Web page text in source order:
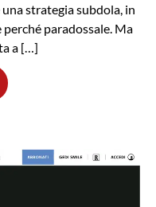
strategia subdola, in
paradossale. Ma
a […]